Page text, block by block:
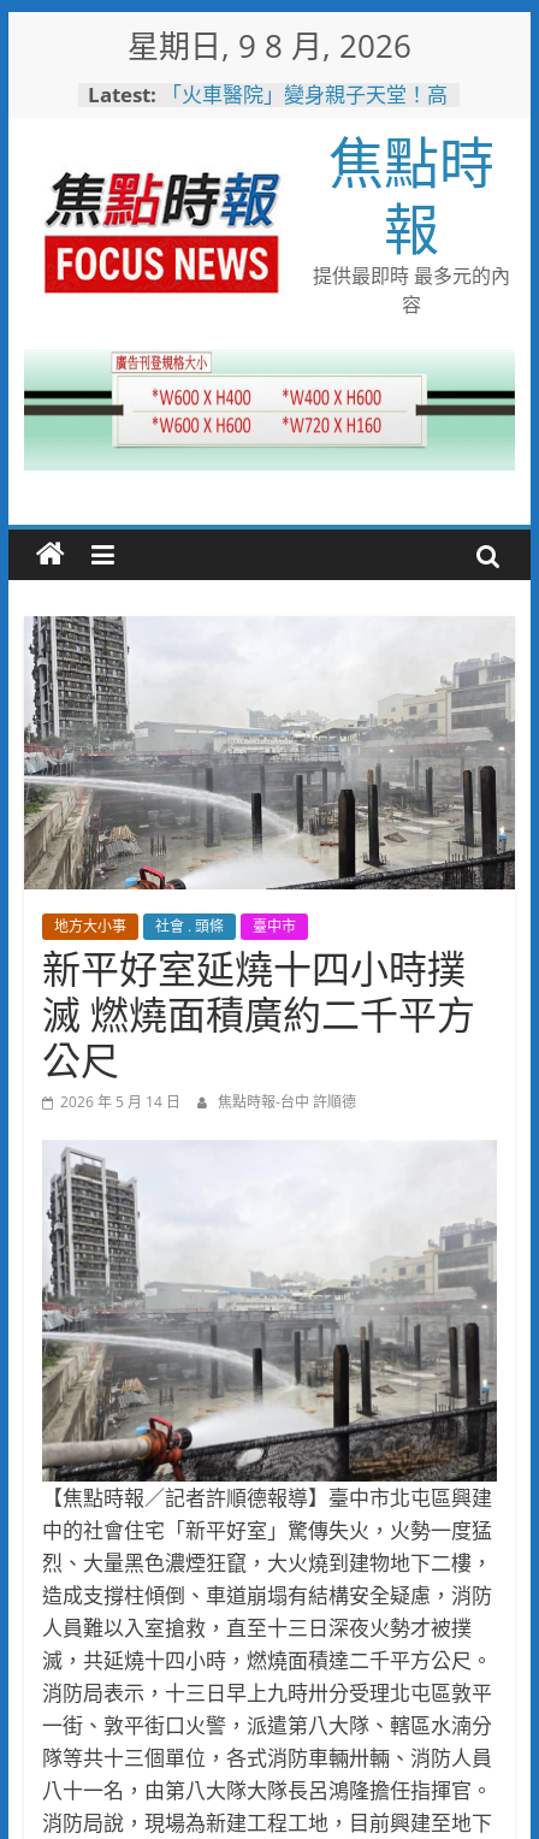
星期日, 9 8 月, 2026
Latest:
「火車醫院」變身親子天堂！高
岡山警民聯手暖助八旬嬤 「人
情味GPS」10分鐘找回返家路
跨國並肩彩排激盪爵士新火花
展現台中市爵士人才培育成果
跨域整合守護全家！鳳山醫院結
合閱讀行動與健康宣導慶父親節
臺鐵高雄機廠變身全台最大免費
樂園 陳其邁:保存百年產業記
焦點時
報
提供最即時 最多元的內
容
地方大小事 社會 . 頭條 臺中市
新平好室延燒十四小時撲
滅 燃燒面積廣約二千平方
公尺
2026 年 5 月 14 日 焦點時報-台中 許順德
【焦點時報／記者許順德報導】臺中市北屯區興建
中的社會住宅「新平好室」驚傳失火，火勢一度猛
烈、大量黑色濃煙狂竄，大火燒到建物地下二樓，
造成支撐柱傾倒、車道崩塌有結構安全疑慮，消防
人員難以入室搶救，直至十三日深夜火勢才被撲
滅，共延燒十四小時，燃燒面積達二千平方公尺。
消防局表示，十三日早上九時卅分受理北屯區敦平
一街、敦平街口火警，派遣第八大隊、轄區水湳分
隊等共十三個單位，各式消防車輛卅輛、消防人員
八十一名，由第八大隊大隊長呂鴻隆擔任指揮官。
消防局說，現場為新建工程工地，目前興建至地下